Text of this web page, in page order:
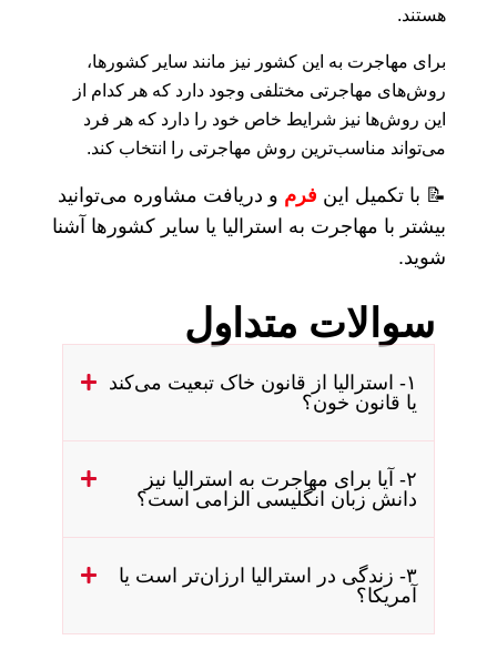
هستند.
برای مهاجرت به این کشور نیز مانند سایر کشورها،
روش‌های مهاجرتی مختلفی وجود دارد که هر کدام از
این روش‌ها نیز شرایط خاص خود را دارد که هر فرد
می‌تواند مناسب‌ترین روش مهاجرتی را انتخاب کند.
📝 با تکمیل این فرم و دریافت مشاوره می‌توانید
بیشتر با مهاجرت به استرالیا یا سایر کشورها آشنا
شوید.
سوالات متداول
۱- استرالیا از قانون خاک تبعیت می‌کند
یا قانون خون؟
۲- آیا برای مهاجرت به استرالیا نیز
دانش زبان انگلیسی الزامی است؟
۳- زندگی در استرالیا ارزان‌تر است یا
آمریکا؟